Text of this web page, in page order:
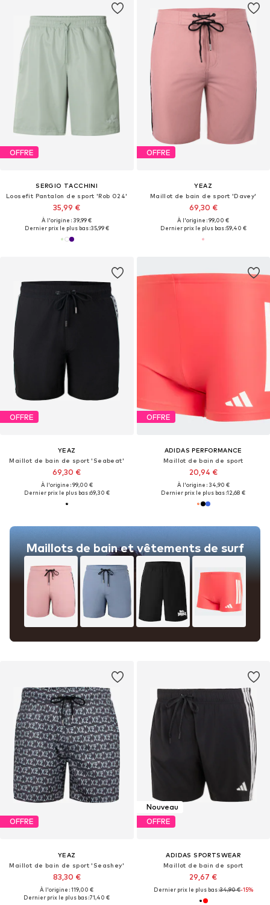
OFFRE
SERGIO TACCHINI
Loosefit Pantalon de sport 'Rob 024'
35,99 €
À l'origine : 39,99 €
Dernier prix le plus bas :35,99 €
OFFRE
YEAZ
Maillot de bain de sport 'Davey'
69,30 €
À l'origine : 99,00 €
Dernier prix le plus bas :59,40 €
OFFRE
YEAZ
Maillot de bain de sport 'Seabeat'
69,30 €
À l'origine : 99,00 €
Dernier prix le plus bas :69,30 €
Maillots de bain et vêtements de surf
OFFRE
ADIDAS PERFORMANCE
Maillot de bain de sport
20,94 €
À l'origine : 34,90 €
Dernier prix le plus bas :12,68 €
OFFRE
YEAZ
Maillot de bain de sport 'Seashey'
83,30 €
À l'origine : 119,00 €
Dernier prix le plus bas :71,40 €
Nouveau
OFFRE
ADIDAS SPORTSWEAR
Maillot de bain de sport
29,67 €
Dernier prix le plus bas :34,90 €-15%